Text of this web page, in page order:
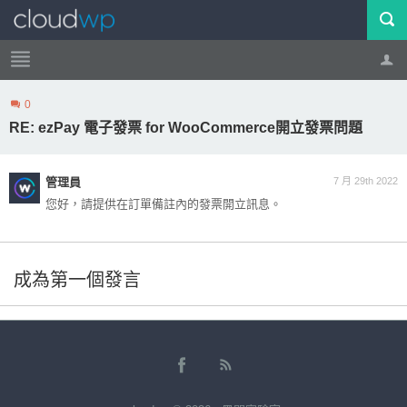
帳號 登出
0
RE: ezPay 電子發票 for WooCommerce開立發票問題
7 月 29th 2022
管理員
您好，請提供在訂單備註內的發票開立訊息。
成為第一個發言